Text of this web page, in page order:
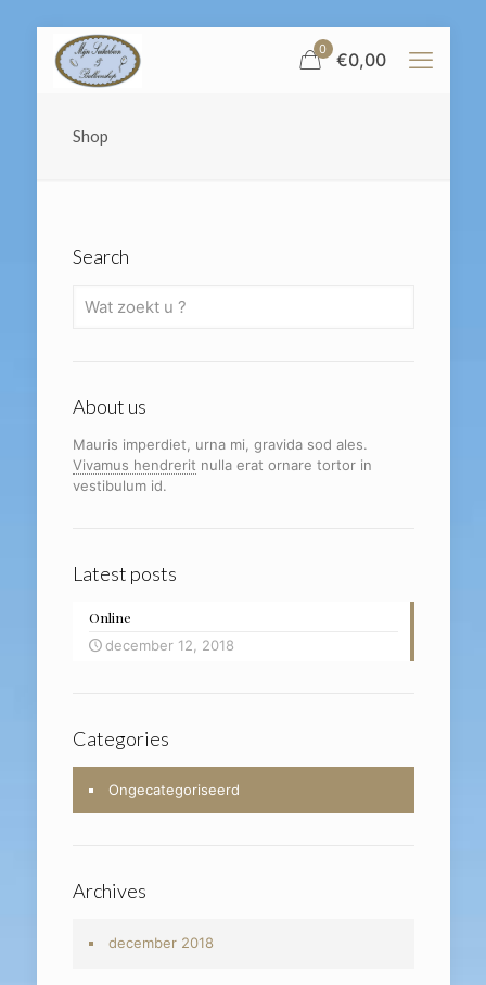
0 €0,00
Shop
Search
About us
Mauris imperdiet, urna mi, gravida sod ales.
Vivamus hendrerit nulla erat ornare tortor in
vestibulum id.
Latest posts
Online
december 12, 2018
Categories
Ongecategoriseerd
Archives
december 2018